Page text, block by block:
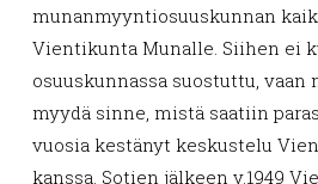
munanmyyntiosuuskunnan
Vientikunta Munalle. Siihen ei
osuuskunnassa suostuttu,
myydä sinne, mistä saatiin
vuosia kestänyt keskustelu
kanssa. Sotien jälkeen v.1949